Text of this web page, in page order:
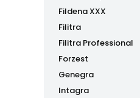
Fildena XXX
Filitra
Filitra Professional
Forzest
Genegra
Intagra